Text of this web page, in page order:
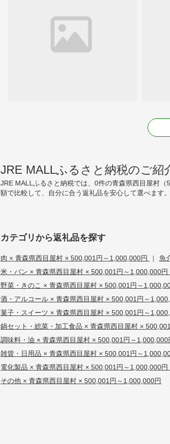
JRE MALLふるさと納税のご紹
JRE MALLふるさと納税では、0件の青森県西目屋村
額で比較して、自分に合う返礼品を安心して選べます
カテゴリから返礼品を探す
肉 × 青森県西目屋村 × 500,001円～1,000,000円 | 魚
米・パン × 青森県西目屋村 × 500,001円～1,000,000円
野菜・きのこ × 青森県西目屋村 × 500,001円～
酒・アルコール × 青森県西目屋村 × 500,001円～
菓子・スイーツ × 青森県西目屋村 × 500,001円～
鍋セット・総菜・加工食品 × 青森県西目屋村 ×
調味料・油 × 青森県西目屋村 × 500,001円～1,000,000
雑貨・日用品 × 青森県西目屋村 × 500,001円～
電化製品 × 青森県西目屋村 × 500,001円～1,000,000円
その他 × 青森県西目屋村 × 500,001円～1,000,000円